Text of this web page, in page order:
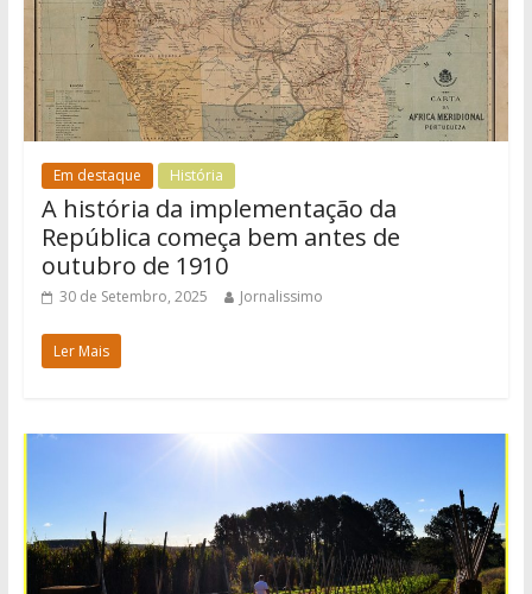
Em destaque História
A história da implementação da
República começa bem antes de
outubro de 1910
30 de Setembro, 2025 Jornalissimo
Ler Mais